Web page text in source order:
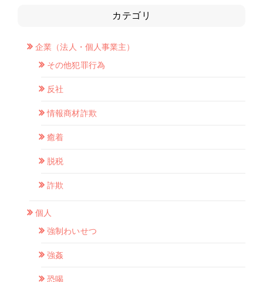
カテゴリ
企業（法人・個人事業主）
その他犯罪行為
反社
情報商材詐欺
癒着
脱税
詐欺
個人
強制わいせつ
強姦
恐喝